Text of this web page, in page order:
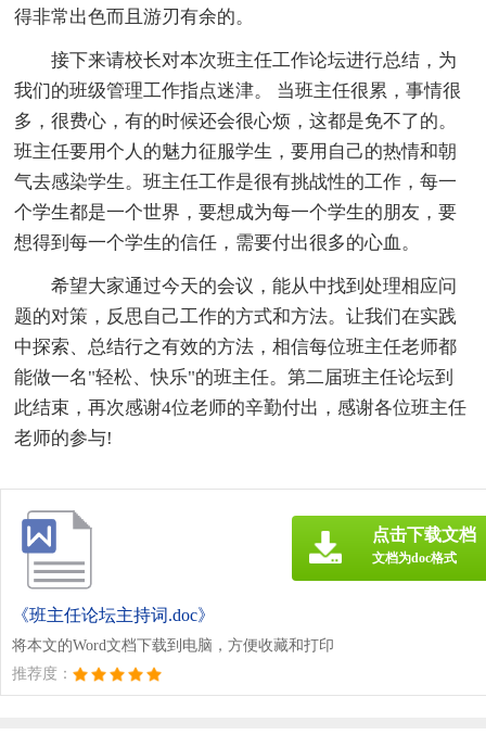
得非常出色而且游刃有余的。
接下来请校长对本次班主任工作论坛进行总结，为
我们的班级管理工作指点迷津。 当班主任很累，事情很
多，很费心，有的时候还会很心烦，这都是免不了的。
班主任要用个人的魅力征服学生，要用自己的热情和朝
气去感染学生。班主任工作是很有挑战性的工作，每一
个学生都是一个世界，要想成为每一个学生的朋友，要
想得到每一个学生的信任，需要付出很多的心血。
希望大家通过今天的会议，能从中找到处理相应问
题的对策，反思自己工作的方式和方法。让我们在实践
中探索、总结行之有效的方法，相信每位班主任老师都
能做一名"轻松、快乐"的班主任。第二届班主任论坛到
此结束，再次感谢4位老师的辛勤付出，感谢各位班主任
老师的参与!
《班主任论坛主持词.doc》
将本文的Word文档下载到电脑，方便收藏和打印
推荐度：
点击下载文档
文档为doc格式